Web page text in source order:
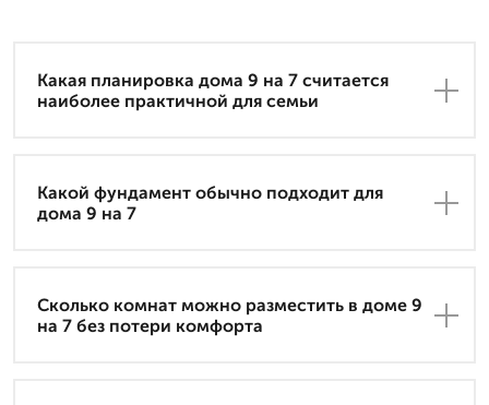
Какая планировка дома 9 на 7 считается
наиболее практичной для семьи
Какой фундамент обычно подходит для
дома 9 на 7
Сколько комнат можно разместить в доме 9
на 7 без потери комфорта